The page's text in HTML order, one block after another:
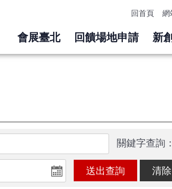
回首頁 網
會展臺北 回饋場地申請 新
關鍵字查詢：